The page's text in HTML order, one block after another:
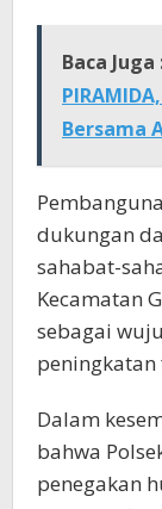
Baca Juga
Bersama
dukungan
sahabat-
Kecamatan
sebagai
Dalam
bahwa
penegakan